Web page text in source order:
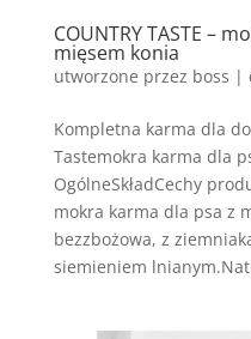
COUNTRY TASTE –
mięsem konia
utworzone przez boss |
Kompletna karma dla
Tastemokra karma dla
OgólneSkładCechy
mokra karma dla psa z
bezzbożowa, z
siemieniem